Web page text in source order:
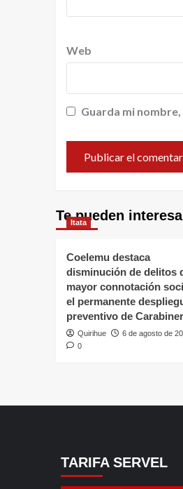
Web
Guarda mi
Te pueden
Itata
Coelemu destaca
disminución de delitos
mayor connotación
el permanente
preventivo de
Quirihue
6 de agosto de
0
TARIFA SERVEL